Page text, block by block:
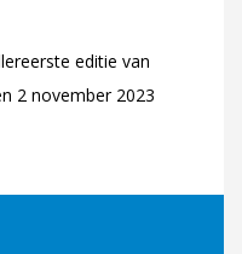
editie van
2 november 2023